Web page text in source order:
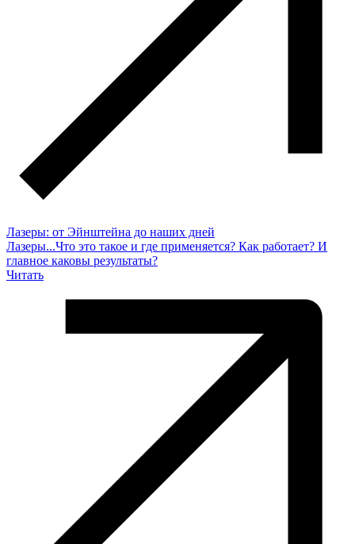
Лазеры: от Эйнштейна до наших дней
Лазеры...Что это такое и где применяется? Как работает? И
главное каковы результаты?
Читать